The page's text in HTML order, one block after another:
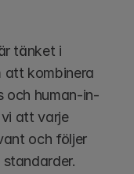
tänket i
att kombinera
och human-in-
att varje
och följer